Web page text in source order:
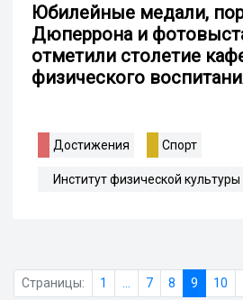
Юбилейные медали,
Дюперрона и
отметили столетие
физического
Достижения Спорт
Институт физической культуры
Страницы: 1 7 8 9 10